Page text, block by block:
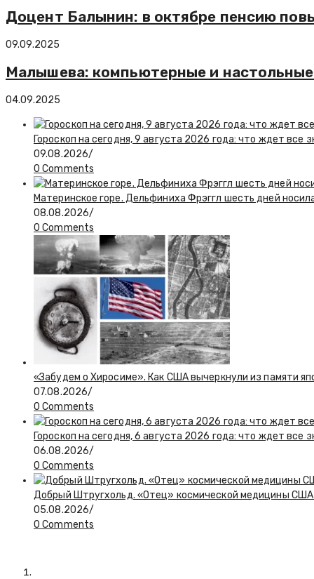
Доцент Балынин: в октябре пенсию
09.09.2025
Малышева: компьютерные и
04.09.2025
Гороскоп на сегодня, 9 августа 2026 года: что ждет все
09.08.2026/
0 Comments
Материнское горе. Дельфиниха Фрэггл шесть дней
08.08.2026/
0 Comments
«Забудем о Хиросиме». Как США вычеркнули из памяти
07.08.2026/
0 Comments
Гороскоп на сегодня, 6 августа 2026 года: что ждет все
06.08.2026/
0 Comments
Добрый Штругхольд. «Отец» космической медицины
05.08.2026/
0 Comments